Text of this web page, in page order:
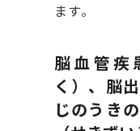
ます。
脳血管疾
く）、脳
じのうき